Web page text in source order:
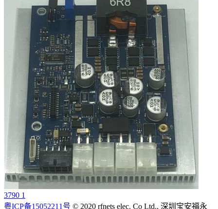
3790 1
粤ICP备15052211号 © 2020 rfnets elec. Co Ltd., 深圳宝安福永